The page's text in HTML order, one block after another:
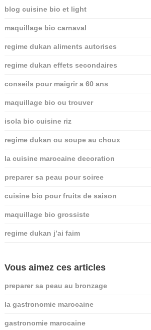
blog cuisine bio et light
maquillage bio carnaval
regime dukan aliments autorises
regime dukan effets secondaires
conseils pour maigrir a 60 ans
maquillage bio ou trouver
isola bio cuisine riz
regime dukan ou soupe au choux
la cuisine marocaine decoration
preparer sa peau pour soiree
cuisine bio pour fruits de saison
maquillage bio grossiste
regime dukan j’ai faim
Vous aimez ces articles
preparer sa peau au bronzage
la gastronomie marocaine
gastronomie marocaine